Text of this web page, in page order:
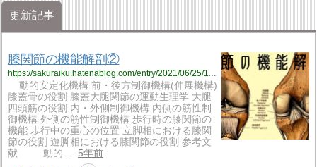
更新記事
膝関節の機能解剖②
https://sakuraiku.hatenablog.com/entry/2021/06/25/113000
動的安定化機構 前・後方制御機構(伸展機構)
膝蓋骨の役割 膝蓋大腿関節の運動生理学 大腿
四頭筋の役割 内・外側制御機構 内側の筋性制
御機構 外側の筋性制御機構 歩行時の膝関節の
機能 歩行中の重心の位置 立脚相における膝関
節の役割 遊脚相における膝関節の役割 参考文
献 動的…
5年前